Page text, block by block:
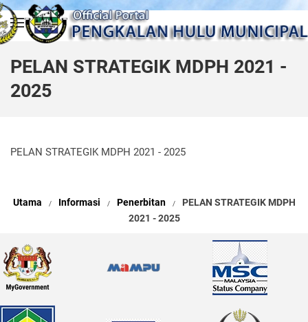
Skip to main content
PELAN STRATEGIK MDPH 2021 -
2025
PELAN STRATEGIK MDPH 2021 - 2025
Utama Informasi Penerbitan
PELAN STRATEGIK MDPH
2021 - 2025